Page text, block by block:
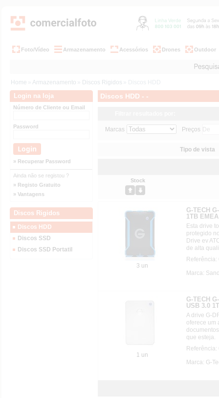
Foto/Vídeo Armazenamento Acessórios Drones Outdoor
Home » Armazenamento » Discos Rigidos » Discos HDD
Login na loja
Número de Cliente ou Email
Password
» Recuperar Password
Ainda não se registou ?
» Registo Gratuito
» Vantagens
Discos Rigidos
Discos HDD
Discos SSD
Discos SSD Portatil
Discos HDD - -
Marcas Preços
Tipo de vista
Stock
3 un
G-TECH
1TB EMEA
Esta drive
protegido
Drive ev
de alta
Referência:
Marca:
1 un
G-TECH
USB 3.0
A drive G-
oferece um
que esteja.
Referência:
Marca: G-